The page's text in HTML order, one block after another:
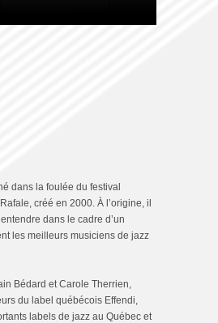
dans la foulée du festival
créé en 2000. À l’origine, il
dans le cadre d’un
les meilleurs musiciens de jazz
Bédard et Carole Therrien,
du label québécois Effendi,
labels de jazz au Québec et